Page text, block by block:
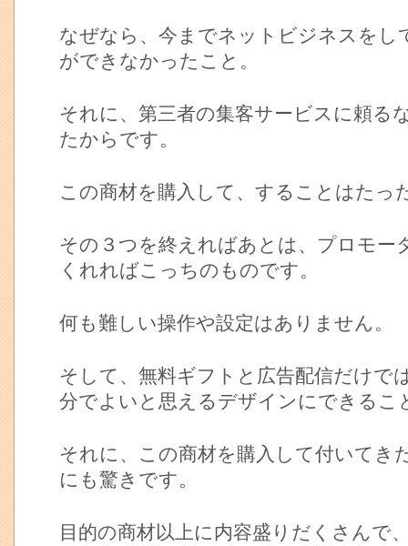
なぜなら、今までネットビジネスをし
ができなかったこと。
それに、第三者の集客サービスに頼る
たからです。
この商材を購入して、することはたっ
その３つを終えればあとは、プロモー
くれればこっちのものです。
何も難しい操作や設定はありません。
そして、無料ギフトと広告配信だけで
分でよいと思えるデザインにできるこ
それに、この商材を購入して付いてき
にも驚きです。
目的の商材以上に内容盛りだくさんで